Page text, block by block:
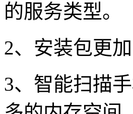
的服务类型。
2、安装包更
3、智能扫描